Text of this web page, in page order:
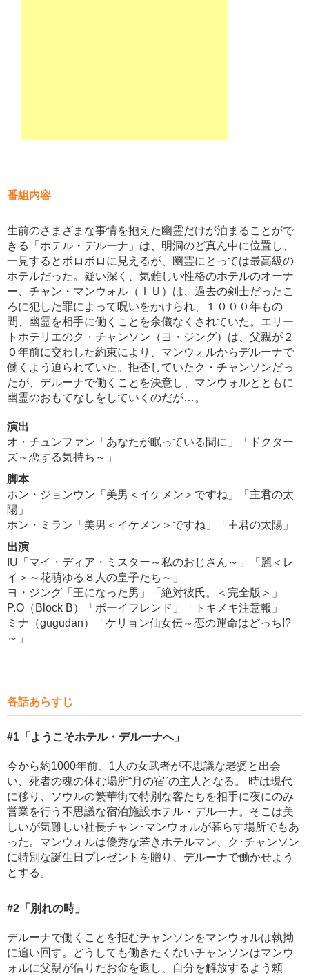
番組内容
生前のさまざまな事情を抱えた幽霊だけが泊まることがで
きる「ホテル・デルーナ」は、明洞のど真ん中に位置し、
一見するとボロボロに見えるが、幽霊にとっては最高級の
ホテルだった。疑い深く、気難しい性格のホテルのオーナ
ー、チャン・マンウォル（ＩＵ）は、過去の剣士だったこ
ろに犯した罪によって呪いをかけられ、１０００年もの
間、幽霊を相手に働くことを余儀なくされていた。エリー
トホテリエのク・チャンソン（ヨ・ジング）は、父親が２
０年前に交わした約束により、マンウォルからデルーナで
働くよう迫られていた。拒否していたク・チャンソンだっ
たが、デルーナで働くことを決意し、マンウォルとともに
幽霊のおもてなしをしていくのだが…。
演出
オ・チュンファン「あなたが眠っている間に」「ドクター
ズ～恋する気持ち～」
脚本
ホン・ジョンウン「美男＜イケメン＞ですね」「主君の太
陽」
ホン・ミラン「美男＜イケメン＞ですね」「主君の太陽」
出演
IU「マイ・ディア・ミスター～私のおじさん～」「麗＜レ
イ＞～花萌ゆる８人の皇子たち～」
ヨ・ジング「王になった男」「絶対彼氏。＜完全版＞」
P.O（Block B）「ボーイフレンド」「トキメキ注意報」
ミナ（gugudan）「ケリョン仙女伝～恋の運命はどっち!?
～」
各話あらすじ
#1 「ようこそホテル・デルーナへ」
今から約1000年前、1人の女武者が不思議な老婆と出会
い、死者の魂の休む場所“月の宿”の主人となる。 時は現代
に移り、ソウルの繁華街で特別な客たちを相手に夜にのみ
営業を行う不思議な宿泊施設ホテル・デルーナ。そこは美
しいが気難しい社長チャン･マンウォルが暮らす場所でもあ
った。マンウォルは優秀な若きホテルマン、ク･チャンソン
に特別な誕生日プレゼントを贈り、デルーナで働かせよう
とする。
#2 「別れの時」
デルーナで働くことを拒むチャンソンをマンウォルは執拗
に追い回す。どうしても働きたくないチャンソンはマンウ
ォルに父親が借りたお金を返し、自分を解放するよう頼